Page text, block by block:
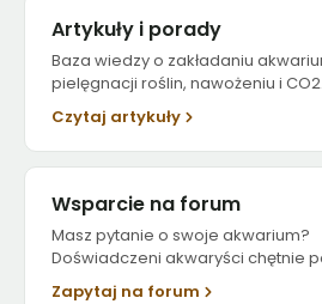
Artykuły i porady
Baza wiedzy o zakładaniu
pielęgnacji roślin, nawożeniu i CO2.
Czytaj artykuły
Wsparcie na forum
Masz pytanie o swoje akwarium?
Doświadczeni akwaryści chętnie
Zapytaj na forum